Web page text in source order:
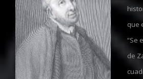
que
“Se
de